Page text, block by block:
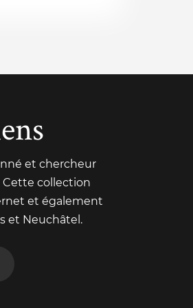
et chercheur
collection
et également
et Neuchâtel.